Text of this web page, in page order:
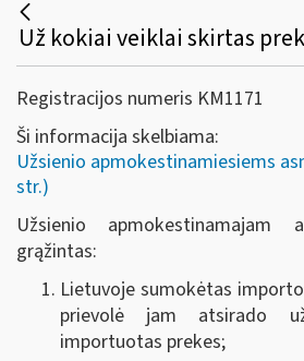
Registracijos numeris KM1171
Ši informacija skelbiama:
Užsienio apmokestinamiesiems
str.)
Užsienio
grąžintas:
Lietuvoje sumokėtas
prievolė jam atsirado
importuotas prekes;